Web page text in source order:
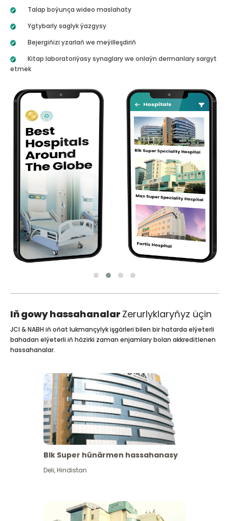
Talap boýunça wideo maslahaty
Ygtybarly saglyk ýazgysy
Bejergiňizi yzarlaň we meýilleşdiriň
Kitap laboratoriýasy synaglary we onlaýn dermanlary sargyt
etmek
Iň gowy hassahanalar Zerurlyklaryňyz üçin
JCI & NABH iň oňat lukmançylyk işgärleri bilen bir hatarda elýeterli
bahadan elýeterli iň häzirki zaman enjamlary bolan akkreditlenen
hassahanalar.
Blk Super hünärmen hassahanasy
Deli,Hindistan